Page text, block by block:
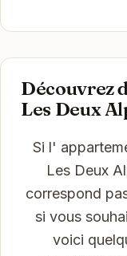
Découvrez
Les Deux
Si l'
Les Deux
correspond
si vous
voici